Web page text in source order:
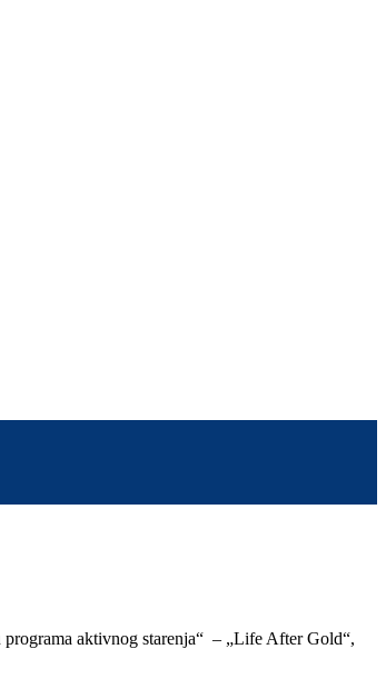
aktivnog starenja“ – „Life After Gold“,